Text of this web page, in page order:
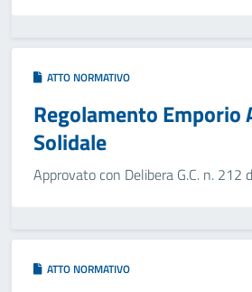
ATTO NORMATIVO
Regolamento Emporio
Solidale
Approvato con Delibera G.C. n.
ATTO NORMATIVO